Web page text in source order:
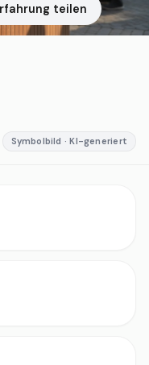
teilen
Symbolbild · KI-generiert